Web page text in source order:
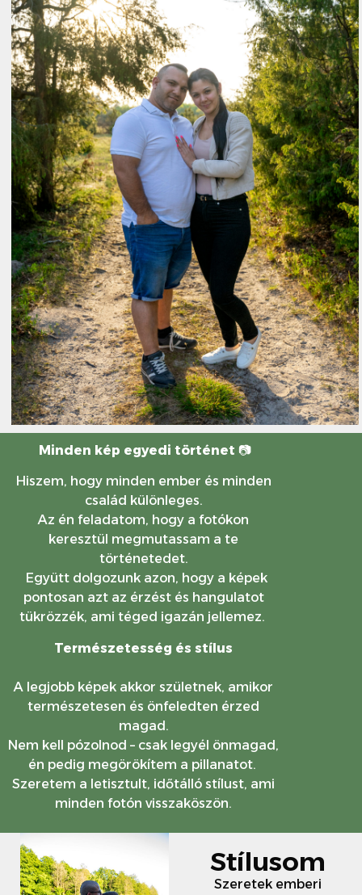
Minden kép egyedi történet 📷
Hiszem, hogy minden ember és minden
család különleges.
Az én feladatom, hogy a fotókon
keresztül megmutassam a te
történetedet.
Együtt dolgozunk azon, hogy a képek
pontosan azt az érzést és hangulatot
tükrözzék, ami téged igazán jellemez.
Természetesség és stílus
A legjobb képek akkor születnek, amikor
természetesen és önfeledten érzed
magad.
Nem kell pózolnod – csak legyél önmagad,
én pedig megörökítem a pillanatot.
Szeretem a letisztult, időtálló stílust, ami
minden fotón visszaköszön.
Stílusom
Szeretek emberi